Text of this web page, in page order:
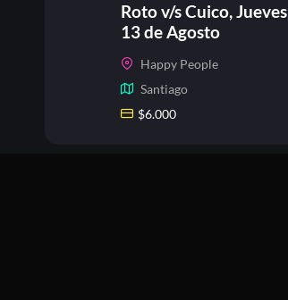
Roto v/s Cuico, Jueves
13 de Agosto
Happy People
Santiago
$6.000